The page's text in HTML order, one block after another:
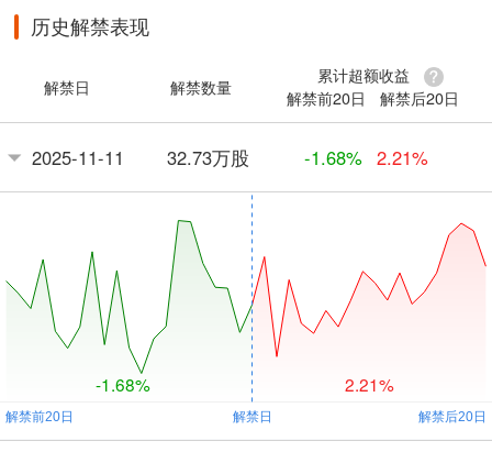
历史解禁表现
解禁日 解禁数量
累计超额收益
解禁前20日
解禁后20日
2025-11-11 32.73万股 -1.68% 2.21%
-1.68% 2.21%